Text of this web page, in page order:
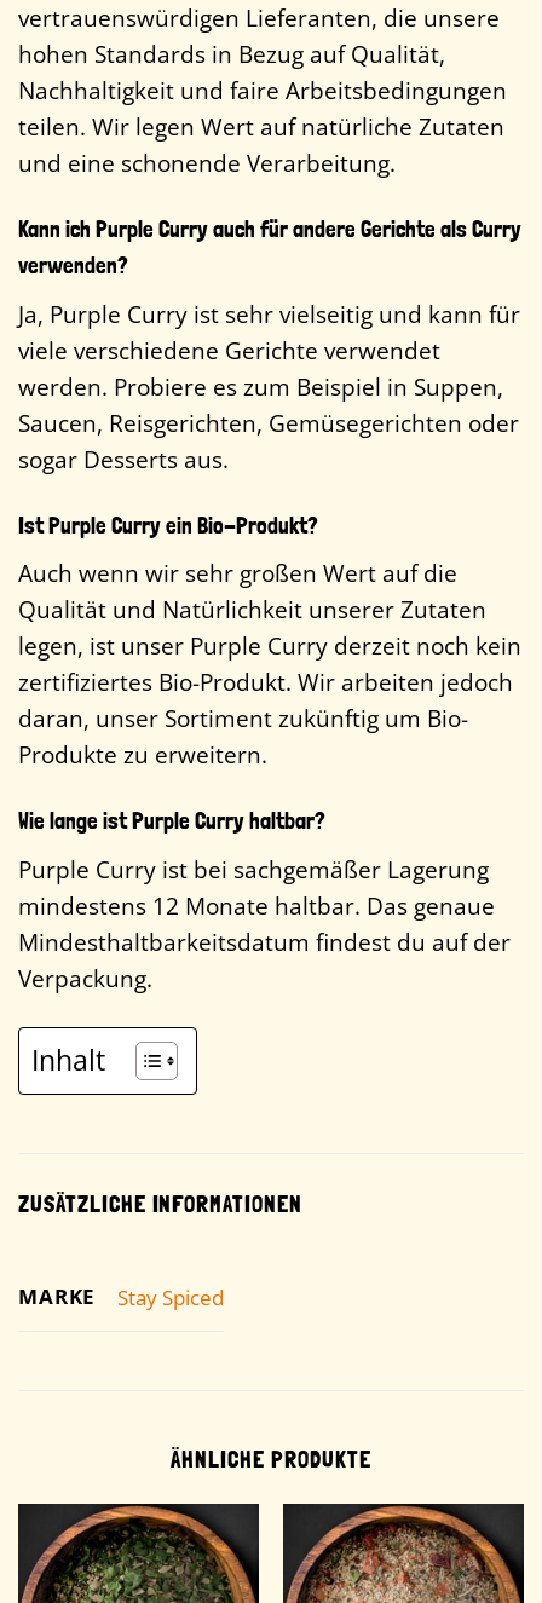
vertrauenswürdigen Lieferanten, die unsere
hohen Standards in Bezug auf Qualität,
Nachhaltigkeit und faire Arbeitsbedingungen
teilen. Wir legen Wert auf natürliche Zutaten
und eine schonende Verarbeitung.
Kann ich Purple Curry auch für andere Gerichte als Curry
verwenden?
Ja, Purple Curry ist sehr vielseitig und kann für
viele verschiedene Gerichte verwendet
werden. Probiere es zum Beispiel in Suppen,
Saucen, Reisgerichten, Gemüsegerichten oder
sogar Desserts aus.
Ist Purple Curry ein Bio-Produkt?
Auch wenn wir sehr großen Wert auf die
Qualität und Natürlichkeit unserer Zutaten
legen, ist unser Purple Curry derzeit noch kein
zertifiziertes Bio-Produkt. Wir arbeiten jedoch
daran, unser Sortiment zukünftig um Bio-
Produkte zu erweitern.
Wie lange ist Purple Curry haltbar?
Purple Curry ist bei sachgemäßer Lagerung
mindestens 12 Monate haltbar. Das genaue
Mindesthaltbarkeitsdatum findest du auf der
Verpackung.
Inhalt
ZUSÄTZLICHE INFORMATIONEN
MARKE Stay Spiced
ÄHNLICHE PRODUKTE